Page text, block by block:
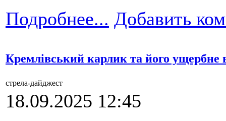
Подробнее... Добавить
Кремлівський карлик та його ущербне
стрела-дайджест
18.09.2025 12:45